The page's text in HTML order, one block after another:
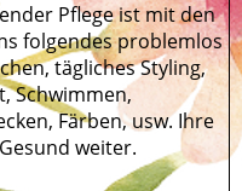
Pflege ist mit den
folgendes problemlos
tägliches Styling,
Schwimmen,
Färben, usw. Ihre
weiter.